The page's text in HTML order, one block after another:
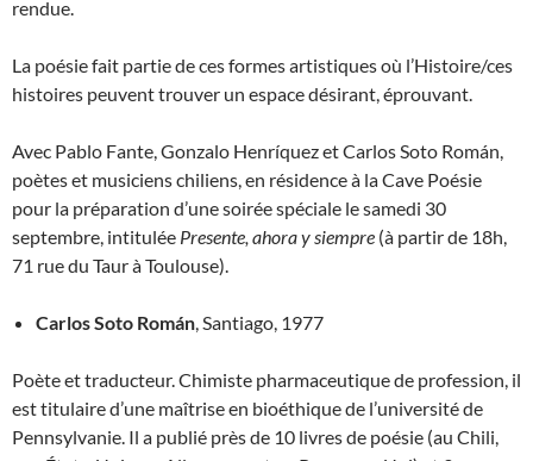
rendue.
La poésie fait partie de ces formes artistiques où l’Histoire/ces
histoires peuvent trouver un espace désirant, éprouvant.
Avec Pablo Fante, Gonzalo Henríquez et Carlos Soto Román,
poètes et musiciens chiliens, en résidence à la Cave Poésie
pour la préparation d’une soirée spéciale le samedi 30
septembre, intitulée Presente, ahora y siempre (à partir de 18h,
71 rue du Taur à Toulouse).
Carlos Soto Román, Santiago, 1977
Poète et traducteur. Chimiste pharmaceutique de profession, il
est titulaire d’une maîtrise en bioéthique de l’université de
Pennsylvanie. Il a publié près de 10 livres de poésie (au Chili,